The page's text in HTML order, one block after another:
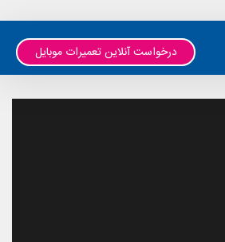
درخواست آنلاین تعمیرات موبایل